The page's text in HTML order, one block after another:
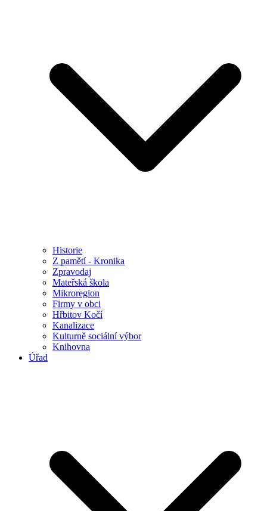
Historie
Z pamětí - Kronika
Zpravodaj
Mateřská škola
Mikroregion
Firmy v obci
Hřbitov Kočí
Kanalizace
Kulturně sociální výbor
Knihovna
Úřad